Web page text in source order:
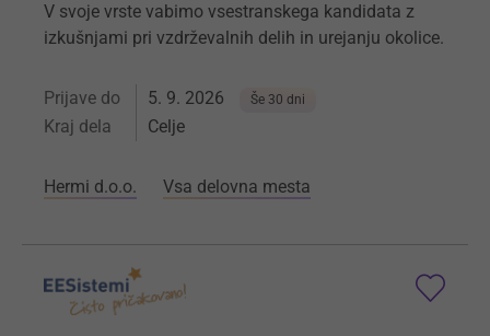
V svoje vrste vabimo vsestranskega kandidata z
izkušnjami pri vzdrževalnih delih in urejanju okolice.
Prijave do 5. 9. 2026 Še 30 dni
Kraj dela Celje
Hermi d.o.o. Vsa delovna mesta